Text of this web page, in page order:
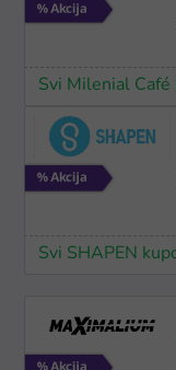
Svi Milenial Café
Svi SHAPEN